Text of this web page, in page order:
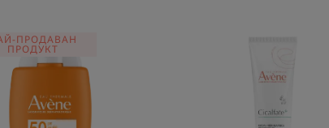
УЛТРА
ФЛУИД
НЕВИДИМО
ПОКРИТИЕ
SPF50
ПРОДАВАН
ПРОДУКТ
КРЕМ